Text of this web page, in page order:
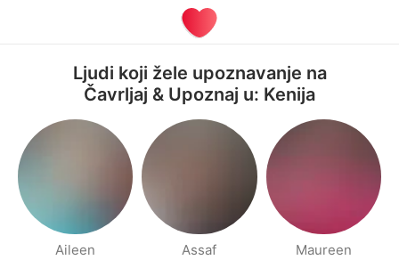
Ljudi koji žele upoznavanje na
Čavrljaj & Upoznaj u: Kenija
Aileen Assaf Maureen